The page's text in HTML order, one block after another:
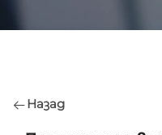
Назад